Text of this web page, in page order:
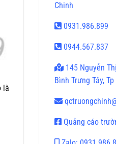
là
Chinh
0931.986.899
0944.567.837
145 Nguyễn
Bình Trưng Tây,
Quảng cáo